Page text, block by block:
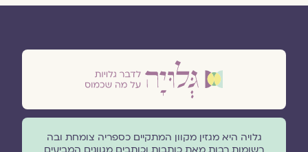
גלויה היא מגזין מקוון המתקיים כספריה צומחת ובה